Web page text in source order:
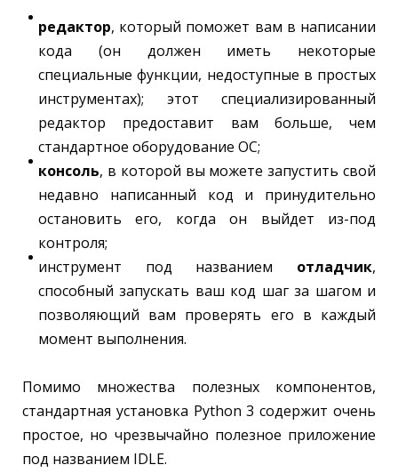
редактор, который поможет вам в написании
кода (он должен иметь некоторые
специальные функции, недоступные в простых
инструментах); этот специализированный
редактор предоставит вам больше, чем
стандартное оборудование ОС;
консоль, в которой вы можете запустить свой
недавно написанный код и принудительно
остановить его, когда он выйдет из-под
контроля;
инструмент под названием отладчик,
способный запускать ваш код шаг за шагом и
позволяющий вам проверять его в каждый
момент выполнения.
Помимо множества полезных компонентов,
стандартная установка Python 3 содержит очень
простое, но чрезвычайно полезное приложение
под названием IDLE.